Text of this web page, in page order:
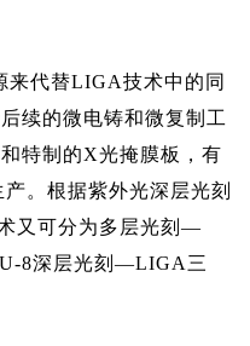
代替LIGA技术中的同
续的微电铸和微复制工
特制的X光掩膜板，有
。根据紫外光深层光刻
又可分为多层光刻—
8深层光刻—LIGA三